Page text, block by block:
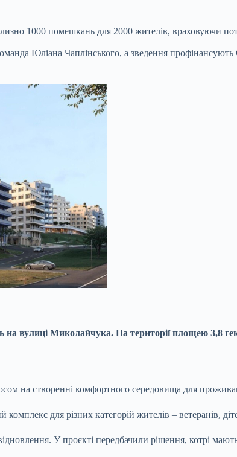
1000 помешкань для 2000 жителів, враховуючи
Юліана Чаплінського, а зведення
на вулиці Миколайчука. На території площею 3,8
на створенні комфортного середовища для
для різних категорій жителів – ветеранів,
У проєкті передбачили рішення, котрі